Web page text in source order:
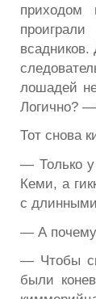
приходом
лошадей
Логично?
Тот снова
— Только у
Кеми, а
с
— А почему
— Чтобы
были